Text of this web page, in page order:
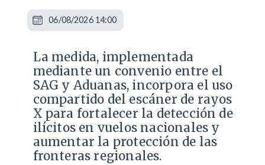
La medida, implementada
mediante un convenio entre el
SAG y Aduanas, incorpora el uso
compartido del escáner de rayos
X para fortalecer la detección de
ilícitos en vuelos nacionales y
aumentar la protección de las
fronteras regionales.
06/08/2026 14:00